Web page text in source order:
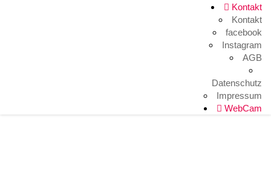
Kontakt
Kontakt
facebook
Instagram
AGB
Datenschutz
Impressum
WebCam